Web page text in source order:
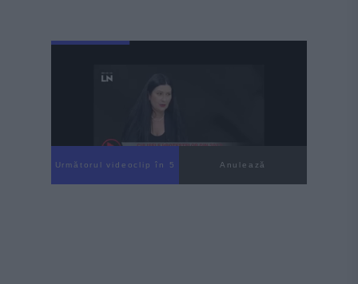
Următorul videoclip în 3 Anulează